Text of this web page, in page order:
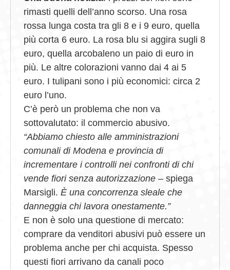
rimasti quelli dell’anno scorso. Una rosa
rossa lunga costa tra gli 8 e i 9 euro, quella
più corta 6 euro. La rosa blu si aggira sugli 8
euro, quella arcobaleno un paio di euro in
più. Le altre colorazioni vanno dai 4 ai 5
euro. I tulipani sono i più economici: circa 2
euro l’uno.
C’è però un problema che non va
sottovalutato: il commercio abusivo.
“Abbiamo chiesto alle amministrazioni
comunali di Modena e provincia di
incrementare i controlli nei confronti di chi
vende fiori senza autorizzazione – spiega
Marsigli. È una concorrenza sleale che
danneggia chi lavora onestamente.”
E non è solo una questione di mercato:
comprare da venditori abusivi può essere un
problema anche per chi acquista. Spesso
questi fiori arrivano da canali poco